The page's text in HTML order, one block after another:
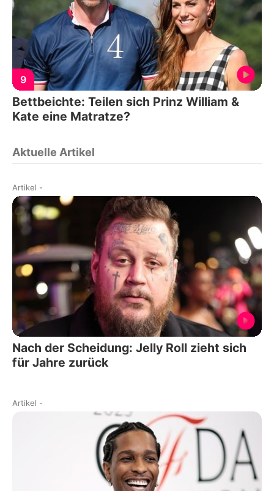
9
Bettbeichte: Teilen sich Prinz William &
Kate eine Matratze?
Aktuelle Artikel
Artikel -
Nach der Scheidung: Jelly Roll zieht sich
für Jahre zurück
Artikel -